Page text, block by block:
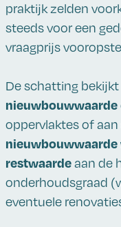
praktijk zelden
steeds voor een
vraagprijs
De schatting
nieuwbouwwaarde
oppervlaktes of
nieuwbouwwaarde
restwaardeaan de
onderhoudsgraad
eventuele